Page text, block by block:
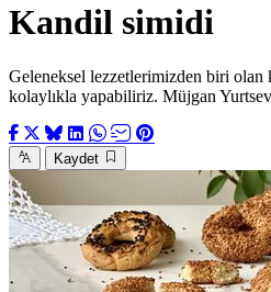
Kandil simidi
Geleneksel lezzetlerimizden biri
kolaylıkla yapabiliriz. Müjgan
Kaydet